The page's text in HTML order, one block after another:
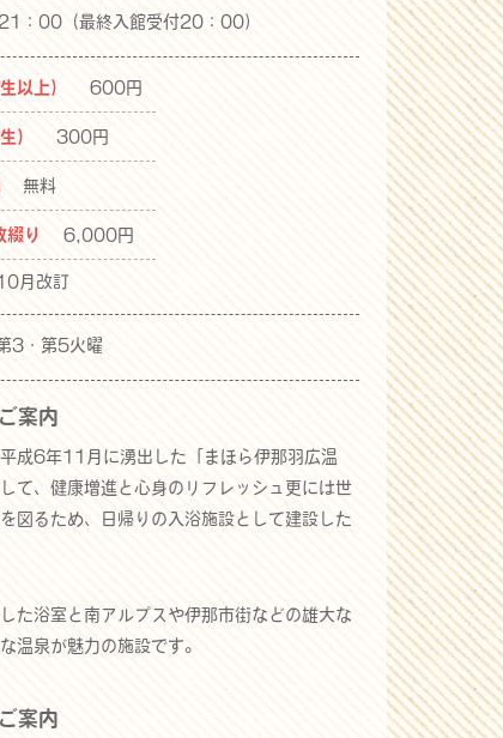
：00（最終入館受付20：00）
生以上） 600円
生） 300円
無料
綴り 6,000円
月改訂
3・第5火曜
案内
成6年11月に湧出した「まほら伊那羽広温
て、健康増進と心身のリフレッシュ更には世
図るため、日帰りの入浴施設として建設した
た浴室と南アルプスや伊那市街などの雄大な
温泉が魅力の施設です。
案内